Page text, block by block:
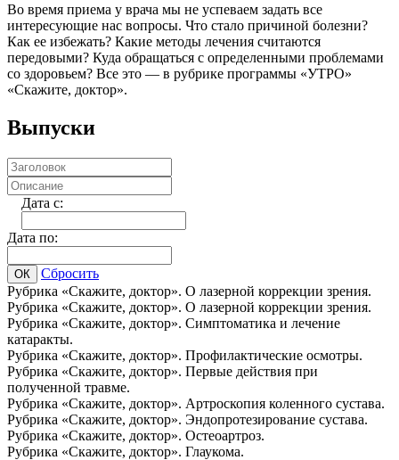
Во время приема у врача мы не успеваем задать все
интересующие нас вопросы. Что стало причиной болезни?
Как ее избежать? Какие методы лечения считаются
передовыми? Куда обращаться с определенными проблемами
со здоровьем? Все это — в рубрике программы «УТРО»
«Скажите, доктор».
Выпуски
Дата c:
Дата по:
ОК
Сбросить
Рубрика «Скажите, доктор». О лазерной коррекции зрения.
Рубрика «Скажите, доктор». О лазерной коррекции зрения.
Рубрика «Скажите, доктор». Симптоматика и лечение
катаракты.
Рубрика «Скажите, доктор». Профилактические осмотры.
Рубрика «Скажите, доктор». Первые действия при
полученной травме.
Рубрика «Скажите, доктор». Артроскопия коленного сустава.
Рубрика «Скажите, доктор». Эндопротезирование сустава.
Рубрика «Скажите, доктор». Остеоартроз.
Рубрика «Скажите, доктор». Глаукома.